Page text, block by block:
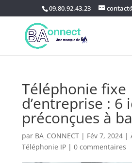
09.80.92.43.23
Téléphonie fixe
d’entreprise : 6
préconçues à
par BA_CONNECT| Fév 7, 2024|
Téléphonie IP| 0 commentaires